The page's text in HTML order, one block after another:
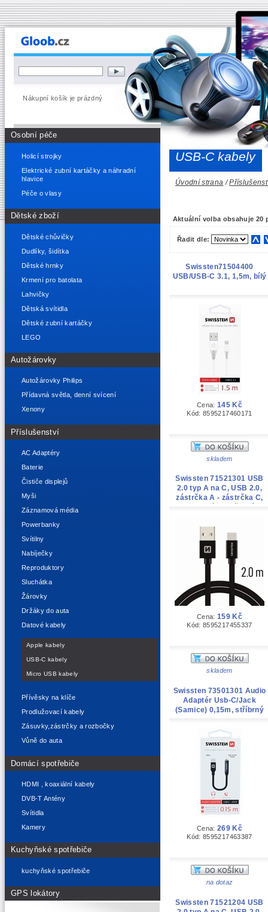
Nákupní košík je prázdný
Osobní péče
Holicí strojky
Elektrické zubní kartáčky a náhradní
hlavice
Péče o vlasy
Dětské zboží
Dětské chůvičky
Dudlíky, šidítka
Dětské hrnky
Krmení pro batolata
Lahvičky
Dětská svítidla
Dětské zubní kartáčky
LEGO
Autožárovky
Autožárovky Philips
Přídavná světla, denní svícení
Xenony
Příslušenství
AC Adaptéry
Baterie
Čističe displejů
Myši
Záznamová média
Powerbanky
Svítilny
Nabíječky
Reproduktory
Sluchátka
Žárovky
Držáky do auta
Datové kabely
Apple kabely
USB-C kabely
Micro USB kabely
Přívěsky na klíče
Prodlužovací kabely
Zásuvky,zástrčky a rozbočky
Vůně do auta
Domácí spotřebiče
HDMI , koaxiální kabely
DVB-T Antény
Svítidla
Kamery
Kuchyňské spotřebiče
kuchyňské spotřebiče
GPS lokátory
USB-C kabely
Úvodní strana /
Aktuální volba obsahuje 20
Řadit dle:
Swissten71504400
USB/USB-C 3.1, 1,5m, bílý
Cena: 145 Kč
Kód: 8595217460171
skladem
Swissten 71521301 USB
2.0 typ A na C, USB 2.0,
zástrčka A - zástrčka C,
Cena: 159 Kč
Kód: 8595217455337
skladem
Swissten 73501301 Audio
Adaptér Usb-C/Jack
(Samice) 0,15m, stříbrný
Cena: 269 Kč
Kód: 8595217463387
na dotaz
Swissten 71521204 USB